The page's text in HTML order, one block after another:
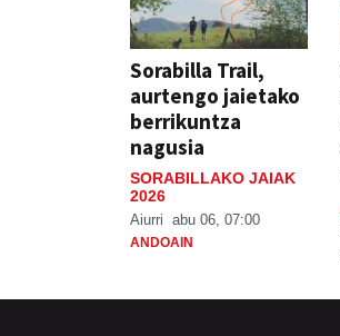
Sorabilla Trail,
aurtengo jaietako
berrikuntza
nagusia
SORABILLAKO JAIAK
2026
Aiurri abu 06, 07:00
ANDOAIN